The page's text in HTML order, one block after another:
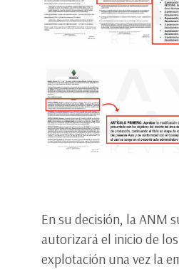
En su decisión, la ANM
autorizará el inicio de
explotación una vez la